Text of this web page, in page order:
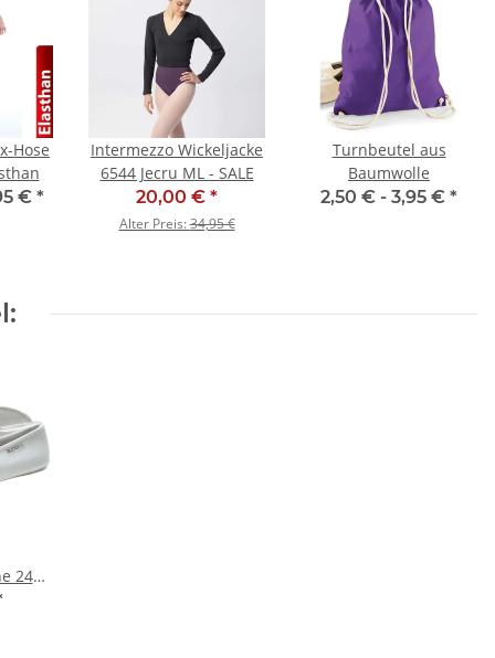
Hose
€ *
Intermezzo Wickeljacke
6544 Jecru ML - SALE
20,00 € *
Alter Preis:34,95 €
Turnbeutel aus
Baumwolle
2,50 € - 3,95 € *
2411